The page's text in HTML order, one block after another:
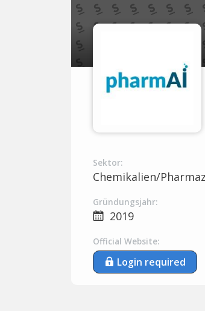
Sektor:
Chemikalien/
Gründungsjahr:
2019
Official Website:
Login required